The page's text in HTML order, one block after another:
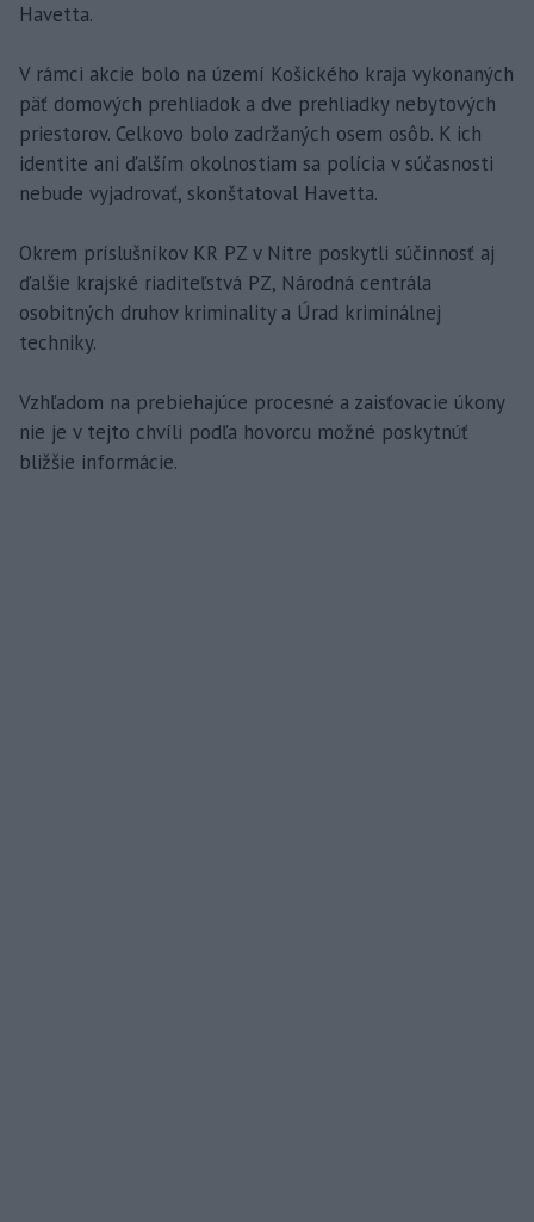
Havetta.
V rámci akcie bolo na území Košického kraja vykonaných
päť domových prehliadok a dve prehliadky nebytových
priestorov. Celkovo bolo zadržaných osem osôb. K ich
identite ani ďalším okolnostiam sa polícia v súčasnosti
nebude vyjadrovať, skonštatoval Havetta.
Okrem príslušníkov KR PZ v Nitre poskytli súčinnosť aj
ďalšie krajské riaditeľstvá PZ, Národná centrála
osobitných druhov kriminality a Úrad kriminálnej
techniky.
Vzhľadom na prebiehajúce procesné a zaisťovacie úkony
nie je v tejto chvíli podľa hovorcu možné poskytnúť
bližšie informácie.